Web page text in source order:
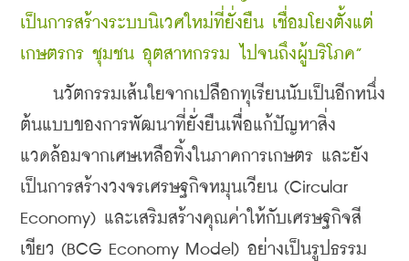
เป็นการสร้างระบบนิเวศใหม่ที่ยั่งยืน เชื่อมโยงตั้งแต่
เกษตรกร ชุมชน อุตสาหกรรม ไปจนถึงผู้บริโภค”
นวัตกรรมเส้นใยจากเปลือกทุเรียนนับเป็นอีกหนึ่ง
ต้นแบบของการพัฒนาที่ยั่งยืนเพื่อแก้ปัญหาสิ่ง
แวดล้อมจากเศษเหลือทิ้งในภาคการเกษตร และยัง
เป็นการสร้างวงจรเศรษฐกิจหมุนเวียน (Circular
Economy) และเสริมสร้างคุณค่าให้กับเศรษฐกิจสี
เขียว (BCG Economy Model) อย่างเป็นรูปธรรม